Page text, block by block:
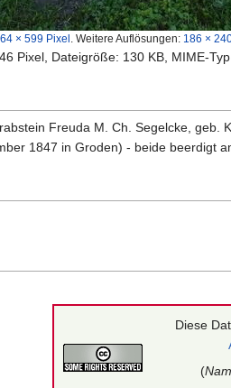
× 599 Pixel Weitere Auflösungen: 186 ×
Pixel, Dateigröße: 130 KB, MIME-
Freuda M. Ch. Segelcke, geb.
1847 in Groden) - beide beerdigt
Diese
(